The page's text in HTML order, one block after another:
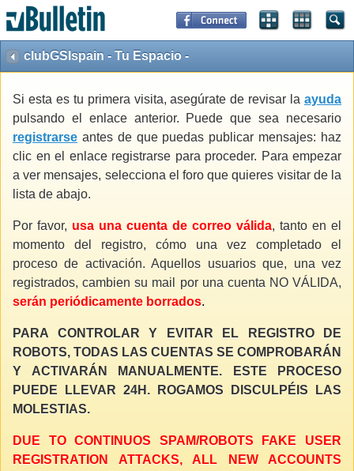
clubGSIspain - Tu Espacio -
Si esta es tu primera visita, asegúrate de revisar la ayuda
pulsando el enlace anterior. Puede que sea necesario
registrarse antes de que puedas publicar mensajes: haz
clic en el enlace registrarse para proceder. Para empezar
a ver mensajes, selecciona el foro que quieres visitar de la
lista de abajo.
Por favor, usa una cuenta de correo válida, tanto en el
momento del registro, cómo una vez completado el
proceso de activación. Aquellos usuarios que, una vez
registrados, cambien su mail por una cuenta NO VÁLIDA,
serán periódicamente borrados.
PARA CONTROLAR Y EVITAR EL REGISTRO DE
ROBOTS, TODAS LAS CUENTAS SE COMPROBARÁN
Y ACTIVARÁN MANUALMENTE. ESTE PROCESO
PUEDE LLEVAR 24H. ROGAMOS DISCULPÉIS LAS
MOLESTIAS.
DUE TO CONTINUOS SPAM/ROBOTS FAKE USER
REGISTRATION ATTACKS, ALL NEW ACCOUNTS